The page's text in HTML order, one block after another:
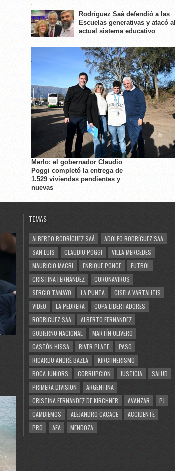
Rodríguez Saá defendió a las
Escuelas generativas y atacó al
actual sistema educativo
Merlo: el gobernador Claudio
Poggi completó la entrega de
1.529 viviendas pendientes y
nuevas
TEMAS
ALBERTO RODRÍGUEZ SAÁ
ADOLFO RODRÍGUEZ SAÁ
SAN LUIS
CLAUDIO POGGI
VILLA MERCEDES
MAURICIO MACRI
ENRIQUE PONCE
FUTBOL
CRISTINA FERNÁNDEZ
CORONAVIRUS
SERGIO TAMAYO
LA PUNTA
GISELA VARTALITIS
VIDEO
LA PEDRERA
COPA LIBERTADORES
RODRIGUEZ SAA
ALBERTO FERNÁNDEZ
GOBIERNO NACIONAL
MARTÍN OLIVERO
GASTÓN HISSA
RIVER PLATE
PASO
RICARDO ANDRÉ BAZLA
KIRCHNERISMO
BOCA JUNIORS
CORRUPCION JUSTICIA
SALUD
PRIMERA DIVISION
ARGENTINA
CRISTINA FERNÁNDEZ DE KIRCHNER
AVANZAR
PJ
CAMBIEMOS
ALEJANDRO CACACE
ACCIDENTE
PRO
AFA MENDOZA